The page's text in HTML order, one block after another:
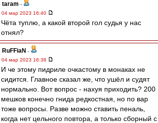
taram -
04 мар 2023 16:40
Чёта туплю, а какой второй гол судья у нас
отнял?
RuFFiaN -
04 мар 2023 16:38
И че этому пидриле очкастому в монаках не
сидится. Главное сказал же, что ушёл и судят
нормально. Вот вопрос - нахуя приходить? 200
мешков конечно гнида редкостная, но по вар
тоже вопросы. Разве можно ставить пеналь,
когда нет цельного повтора, а только сборный с